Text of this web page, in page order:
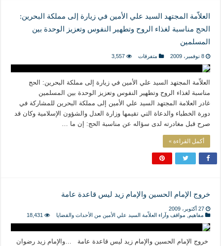
العلاّمة المجتهد السيد علي الأمين في زيارة إلى مملكة البحرين:
الحج مناسبة لغذاء الروح وتطهير النفوس وتعزيز الوحدة بين
المسلمين
8 نوفمبر، 2009 متفرقات 3,557
العلاّمة المجتهد السيد علي الأمين في زيارة إلى مملكة البحرين: الحج
مناسبة لغذاء الروح وتطهير النفوس وتعزيز الوحدة بين المسلمين
غادر العلامة المجتهد السيد علي الأمين إلى مملكة البحرين للمشاركة في
دورة الخطباء والدعاة التي تقيمها وزارة العدل والشؤون الإسلامية وكان قد
صرح قبل مغادرته لدى سؤاله عن مناسبة الحج: إن ما …
أكمل القراءة »
خروج الإمام الحسين والإمام زيد ليس قاعدة عامة
27 أكتوبر، 2009
مفاهيم
مواقف وآراء العلاّمة السيد علي الأمين من الأحداث والقضايا 18,431
خروج الإمام الحسين والإمام زيد ليس قاعدة عامة …والإمام زيد رضوان